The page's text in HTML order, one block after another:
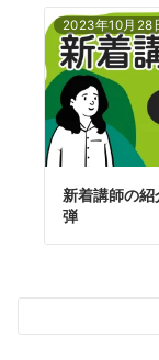
2023年10月28
新着講師の
弾